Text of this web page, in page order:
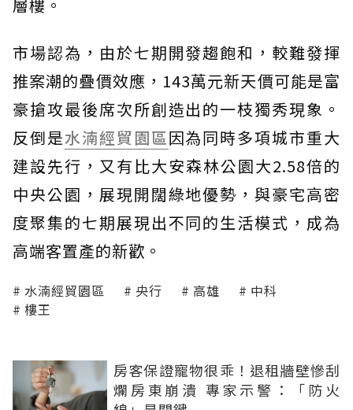
層樓。
市場認為，由於七期開發趨飽和，較難發揮
推案潮的疊價效應，143萬元新天價可能是富
豪搶攻最後席次所創造出的一枝獨秀現象。
反倒是水湳經貿園區因為同時多項城市重大
建設先行，又有比大安森林公園大2.58倍的
中央公園，展現開闊綠地優勢，與豪宅高密
度聚集的七期展現出不同的生活模式，成為
高端客置產的新歡。
水湳經貿園區 央行 高雄
中科
樓王
房客保證寵物很乖！退租牆壁慘刮
爛房東崩潰 專家示警：「防火